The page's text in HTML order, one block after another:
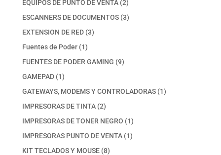
EQUIPOS DE PUNTO DE VENTA 22
productos
ESCANNERS DE DOCUMENTOS 33
EXTENSION DE RED 33
Fuentes de Poder 11
producto
FUENTES DE PODER GAMING 99
GAMEPAD 11
producto
GATEWAYS, MODEMS Y CONTROLADORAS 11
IMPRESORAS DE TINTA 22
productos
IMPRESORAS DE TONER NEGRO 11
producto
IMPRESORAS PUNTO DE VENTA 11
KIT TECLADOS Y MOUSE 88